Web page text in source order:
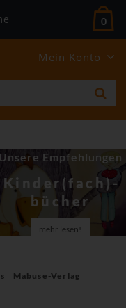
Mein Konto
0
Empfehlungen
Kinder(fach)­
bücher
mehr lesen!
Mabuse-Verlag